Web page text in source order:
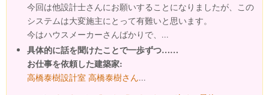
今回は他設計士さんにお願いすることになりましたが、この
システムは大変施主にとって有難いと思います。
今はハウスメーカーさんばかりで、...
具体的に話を聞けたことで一歩ずつ……
お仕事を依頼した建築家:
高橋泰樹設計室 高橋泰樹さん...